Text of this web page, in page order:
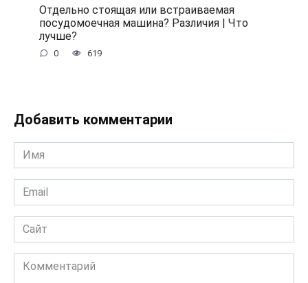
Отдельно стоящая или встраиваемая
посудомоечная машина? Различия | Что
лучше?
0 619
Добавить комментарии
Имя
*
Email
*
Сайт
Комментарий